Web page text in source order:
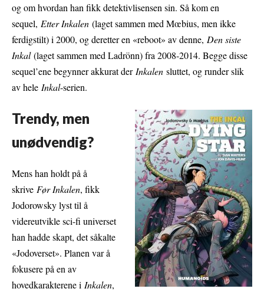
og om hvordan han fikk detektivlisensen sin. Så kom en
sequel, Etter Inkalen (laget sammen med Mœbius, men ikke
ferdigstilt) i 2000, og deretter en «reboot» av denne, Den siste
Inkal(laget sammen med Ladrönn) fra 2008-2014. Begge disse
sequel’ene begynner akkurat der Inkalen sluttet, og runder slik
av hele Inkal-serien.
Trendy, men
unødvendig?
Mens han holdt på å
skrive Før Inkalen, fikk
Jodorowsky lyst til å
videreutvikle sci-fi universet
han hadde skapt, det såkalte
«Jodoverset». Planen var å
fokusere på en av
hovedkarakterene i Inkalen,